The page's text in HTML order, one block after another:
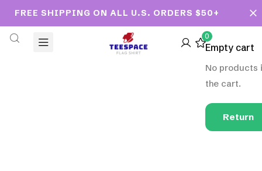
FREE SHIPPING ON ALL U.S. ORDERS $50+
0
Empty cart
No products
the cart.
Return